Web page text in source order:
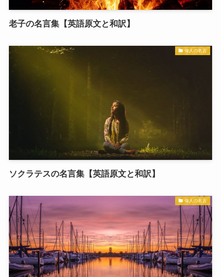
老子の名言集【英語原文と和訳】
偉人の名言
ソクラテスの名言集【英語原文と和訳】
偉人の名言